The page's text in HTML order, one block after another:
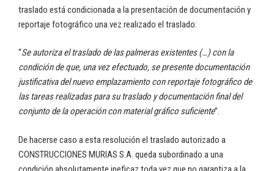
traslado está condicionada a la presentación de documentación y
reportaje fotográfico una vez realizado el traslado:
“Se autoriza el traslado de las palmeras existentes (…) con la
condición de que, una vez efectuado, se presente documentación
justificativa del nuevo emplazamiento con reportaje fotográfico de
las tareas realizadas para su traslado y documentación final del
conjunto de la operación con material gráfico suficiente”.
De hacerse caso a esta resolución el traslado autorizado a
CONSTRUCCIONES MURIAS S.A. queda subordinado a una